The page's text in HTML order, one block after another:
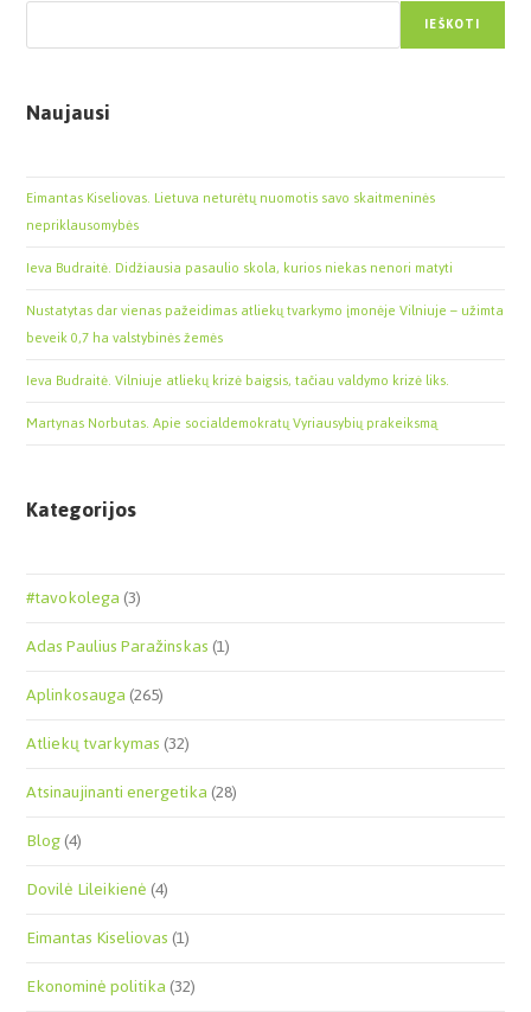
IEŠKOTI
Naujausi
Eimantas Kiseliovas. Lietuva neturėtų nuomotis savo skaitmeninės
nepriklausomybės
Ieva Budraitė. Didžiausia pasaulio skola, kurios niekas nenori matyti
Nustatytas dar vienas pažeidimas atliekų tvarkymo įmonėje Vilniuje – užimta
beveik 0,7 ha valstybinės žemės
Ieva Budraitė. Vilniuje atliekų krizė baigsis, tačiau valdymo krizė liks.
Martynas Norbutas. Apie socialdemokratų Vyriausybių prakeiksmą
Kategorijos
#tavokolega(3)
Adas Paulius Paražinskas(1)
Aplinkosauga(265)
Atliekų tvarkymas(32)
Atsinaujinanti energetika(28)
Blog(4)
Dovilė Lileikienė(4)
Eimantas Kiseliovas(1)
Ekonominė politika(32)